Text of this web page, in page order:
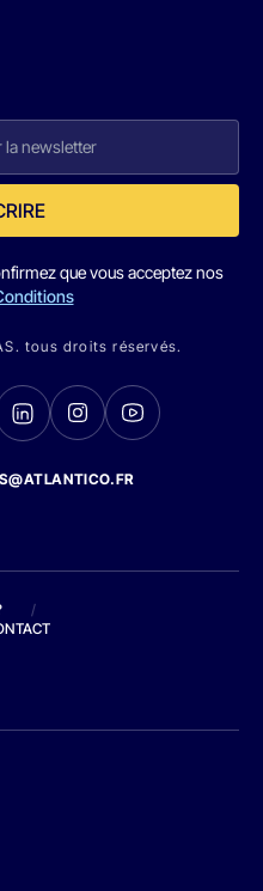
que vous acceptez nos
tous droits réservés.
/